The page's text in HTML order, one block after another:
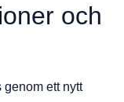
och
genom ett nytt